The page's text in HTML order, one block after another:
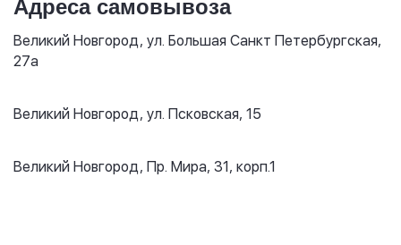
Адреса самовывоза
Великий Новгород, ул. Большая Санкт Петербургская,
27а
Великий Новгород, ул. Псковская, 15
Великий Новгород, Пр. Мира, 31, корп.1